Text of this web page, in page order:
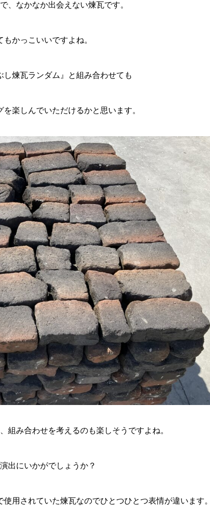
、なかなか出会えない煉瓦です。
かっこいいですよね。
し煉瓦ランダム』と組み合わせても
楽しんでいただけるかと思います。
組み合わせを考えるのも楽しそうですよね。
出にいかがでしょうか？
用されていた煉瓦なのでひとつひとつ表情が違います。